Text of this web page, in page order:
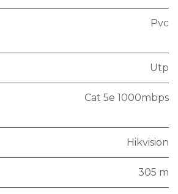
Pvc
Utp
Cat 5e 1000mbps
Hikvision
305 m